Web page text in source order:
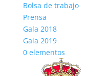
Bolsa de trabajo
Prensa
Gala 2018
Gala 2019
0 elementos